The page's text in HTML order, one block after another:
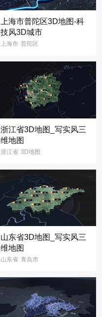
3维地图
地图可视化
省份地图 工业
电力 能耗 信息
大屏
3D可视化
上海市普陀区3D地图-科
技风3D城市
上海市 普陀区
三维地图 3维地图
省份地图
浙江省3D地图_写实风三
维地图
浙江省 3D地图
省份地图
山东省3D地图_写实风三
维地图
山东省 青岛市